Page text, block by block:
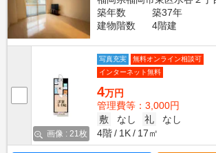
築年数
築37年
建物階数
4階建
画像 : 21枚
写真充実
無料オンライン相談可
インターネット無料
4万円
管理費等：3,000円
敷
なし 礼
なし
4階
1K 17㎡